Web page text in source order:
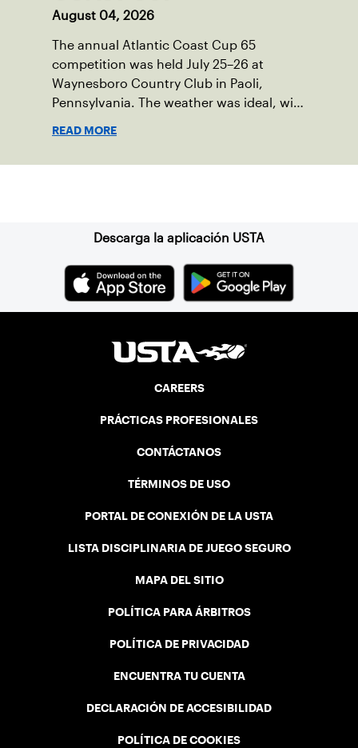
August 04, 2026
The annual Atlantic Coast Cup 65
competition was held July 25–26 at
Waynesboro Country Club in Paoli,
Pennsylvania. The weather was ideal, with
spectators.
READ MORE
Descarga la aplicación USTA
CAREERS
PRÁCTICAS PROFESIONALES
CONTÁCTANOS
TÉRMINOS DE USO
PORTAL DE CONEXIÓN DE LA USTA
LISTA DISCIPLINARIA DE JUEGO SEGURO
MAPA DEL SITIO
POLÍTICA PARA ÁRBITROS
POLÍTICA DE PRIVACIDAD
ENCUENTRA TU CUENTA
DECLARACIÓN DE ACCESIBILIDAD
POLÍTICA DE COOKIES